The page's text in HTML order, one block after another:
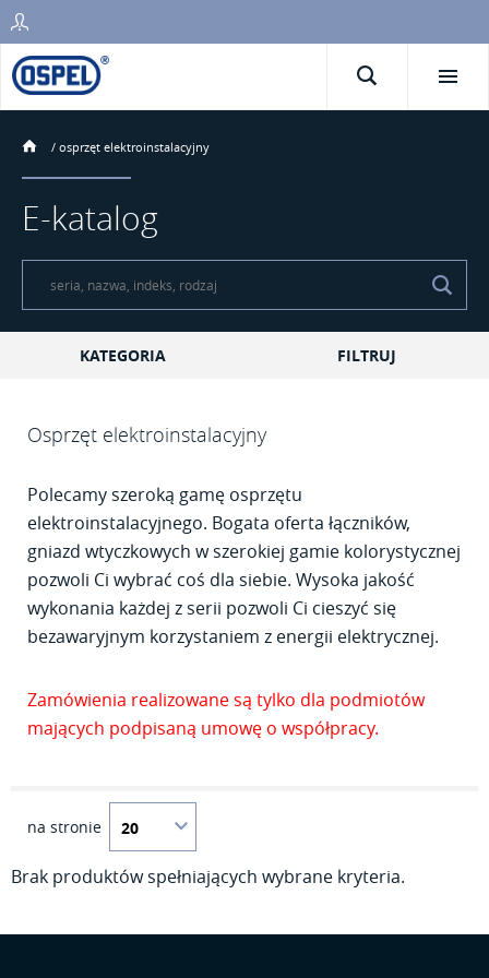
/ osprzęt elektroinstalacyjny
E-katalog
KATEGORIA FILTRUJ
Osprzęt elektroinstalacyjny
Polecamy szeroką gamę osprzętu
elektroinstalacyjnego. Bogata oferta łączników,
gniazd wtyczkowych w szerokiej gamie kolorystycznej
pozwoli Ci wybrać coś dla siebie. Wysoka jakość
wykonania każdej z serii pozwoli Ci cieszyć się
bezawaryjnym korzystaniem z energii elektrycznej.
Zamówienia realizowane są tylko dla podmiotów
mających podpisaną umowę o współpracy.
na stronie
Brak produktów spełniających wybrane kryteria.